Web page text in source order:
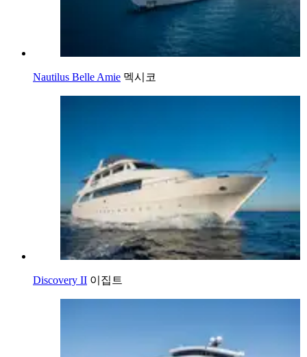
Nautilus Belle Amie 멕시코
Discovery II 이집트